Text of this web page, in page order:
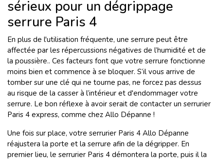
sérieux pour un dégrippage
serrure Paris 4
En plus de l'utilisation fréquente, une serrure peut être
affectée par les répercussions négatives de l’humidité et de
la poussière.. Ces facteurs font que votre serrure fonctionne
moins bien et commence à se bloquer. S’il vous arrive de
tomber sur une clé qui ne tourne pas, ne forcez pas dessus
au risque de la casser à l’intérieur et d'endommager votre
serrure. Le bon réflexe à avoir serait de contacter un serrurier
Paris 4 express, comme chez Allo Dépanne !
Une fois sur place, votre serrurier Paris 4 Allo Dépanne
réajustera la porte et la serrure afin de la dégripper. En
premier lieu, le serrurier Paris 4 démontera la porte, puis il la